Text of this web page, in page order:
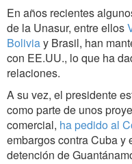
En años recientes
de la Unasur, entre ellos
Boliviay Brasil, han
con EE.UU., lo que ha
relaciones.
A su vez, el presidente
como parte de unos
comercial, ha pedido al
embargos contra Cuba y
detención de